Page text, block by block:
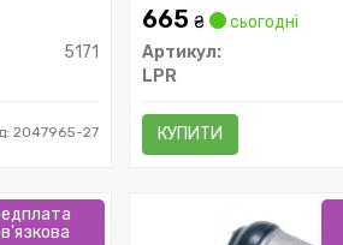
5171
2047965-27
665₴
сьогодні
Артикул:
LPR
КУПИТИ